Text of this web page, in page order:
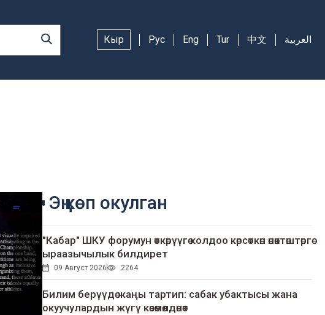
Кыр Рус Eng Tur 中文 العربية
Эң көп окулган
"Кабар" ШКУ форумун өткөрүүгө колдоо көрсөткөн өнөктөштөргө
ыраазычылык билдирет
09 Август 2026 2264
Билим берүүдө жаңы тартип: сабак убактысы жана
окуучулардын жүгү көзөмөлдөнөт